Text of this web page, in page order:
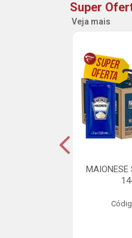
Super
Veja mais
MAIONESE